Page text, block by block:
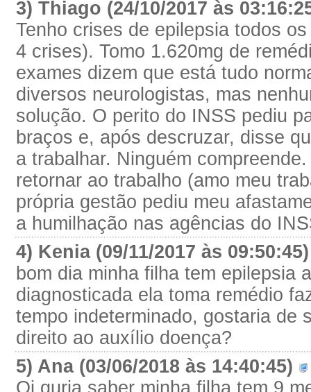
3) Thiago (24/10/2017 às
Tenho crises de epilepsia todos
4 crises). Tomo 1.620mg de
exames dizem que está tudo
diversos neurologistas, mas
solução. O perito do INSS pediu
braços e, após descruzar, disse
a trabalhar. Ninguém
retornar ao trabalho (amo meu
própria gestão pediu meu
a humilhação nas agências do
4) Kenia (09/11/2017 às
bom dia minha filha tem epilepsia
diagnosticada ela toma remédio
tempo indeterminado, gostaria de
direito ao auxílio doença?
5) Ana (03/06/2018 às 14:40:45)